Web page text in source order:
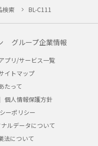
検索 BL-C111
グループ企業情報
プリ/サービス一覧
イトマップ
たって
個人情報保護方針
ーポリシー
ルデータについて
法について